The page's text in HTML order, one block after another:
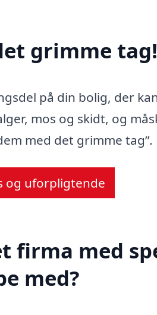
grimme tag!
på din bolig, der
mos og skidt, og
med det grimme tag”.
og uforpligtende
firma med
med?